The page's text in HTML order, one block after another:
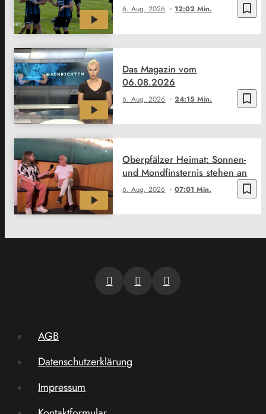
bookmark_border
6. Aug. 2026 12:02 Min.
bookmark_border
6. Aug. 2026 24:15 Min.
Das Magazin vom
06.08.2026
bookmark_border
6. Aug. 2026 07:01 Min.
Oberpfälzer Heimat: Sonnen-
und Mondfinsternis stehen an
AGB
Datenschutzerklärung
Impressum